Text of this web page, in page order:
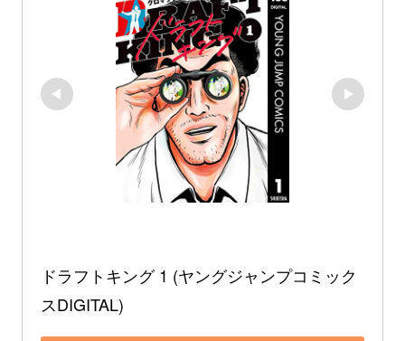
ドラフトキング 1 (ヤングジャンプコミック
スDIGITAL)